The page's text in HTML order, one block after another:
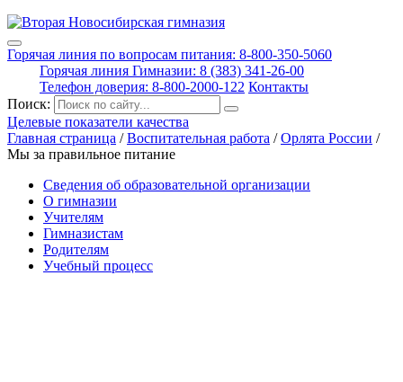
Горячая линия по вопросам питания: 8-800-350-5060
Горячая линия Гимназии: 8 (383) 341-26-00
Телефон доверия: 8-800-2000-122 Контакты
Поиск:
Целевые показатели качества
Главная страница /Воспитательная работа /Орлята России /
Мы за правильное питание
Сведения об образовательной организации
О гимназии
Учителям
Гимназистам
Родителям
Учебный процесс